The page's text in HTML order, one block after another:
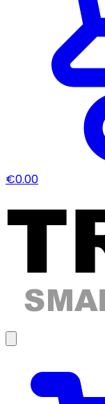
€0.00